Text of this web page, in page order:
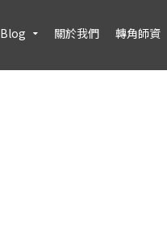
Blog 關於我們 轉角師資